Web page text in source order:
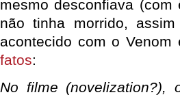
mesmo desconfiava (com
não tinha morrido,
acontecido com o Venom
fatos:
No filme (novelization?),